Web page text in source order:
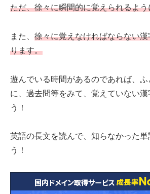
ただ、徐々に瞬間的に覚えられるよ
また、 徐々に覚えなければならない
ります。
遊んでいる時間があるのであれば、ふ
に、過去問等をみて、覚えていない漢
う！
英語の長文を読んで、知らなかった単
う！